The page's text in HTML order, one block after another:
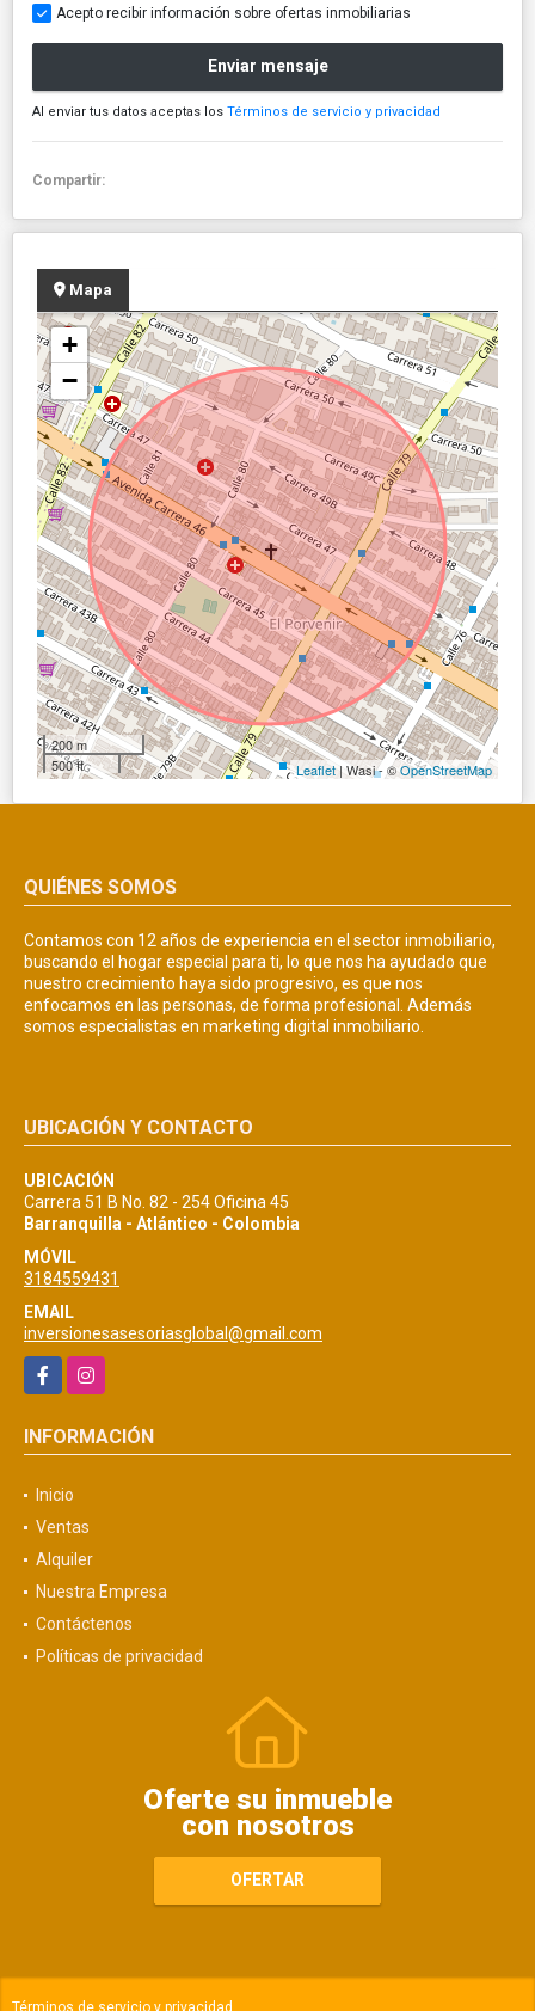
Acepto recibir información sobre ofertas inmobiliarias
Enviar mensaje
Al enviar tus datos aceptas los Términos de servicio y privacidad
Compartir:
Mapa
+
−
200 m
500 ft
Leaflet| Wasi - ©OpenStreetMap
QUIÉNES SOMOS
Contamos con 12 años de experiencia en el sector inmobiliario,
buscando el hogar especial para ti, lo que nos ha ayudado que
nuestro crecimiento haya sido progresivo, es que nos
enfocamos en las personas, de forma profesional. Además
somos especialistas en marketing digital inmobiliario.
UBICACIÓN Y CONTACTO
UBICACIÓN
Carrera 51 B No. 82 - 254 Oficina 45
Barranquilla - Atlántico - Colombia
MÓVIL
3184559431
EMAIL
inversionesasesoriasglobal@gmail.com
FacebookInstagram
INFORMACIÓN
Inicio
Ventas
Alquiler
Nuestra Empresa
Contáctenos
Políticas de privacidad
Oferte su inmueble
con nosotros
OFERTAR
Términos de servicio y privacidad